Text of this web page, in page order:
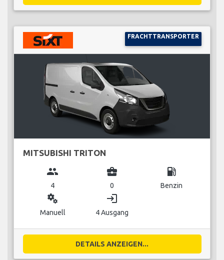
FRACHTTRANSPORTER
MITSUBISHI TRITON
group
4
business_center
0
local_gas_station
Benzin
miscellaneous_services
Manuell
login
4 Ausgang
DETAILS ANZEIGEN...